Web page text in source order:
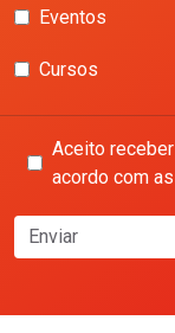
Eventos
Cursos
Aceito
acordo com
Enviar